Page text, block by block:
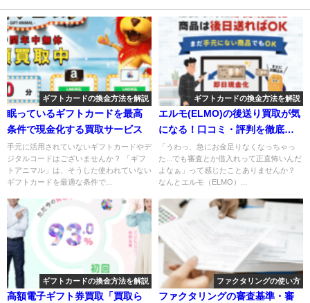
ギフトカードの換金方法を解説
眠っているギフトカードを最高
条件で現金化する買取サービス
手元に活用されていないギフトカードやデ
ジタルコードはございませんか？ 「ギフ
トアニマル」は、そうした使われていない
ギフトカードを最適な条件で...
ギフトカードの換金方法を解説
エルモ(ELMO)の後送り買取が気
になる！口コミ・評判を徹底調
査！
「うわっ、急にお金足りなくなっちゃっ
た...でも審査とか借入れって正直怖いんだ
よなぁ」って感じたことありませんか？
なんとエルモ（ELMO）...
ギフトカードの換金方法を解説
高額電子ギフト券買取「買取ら
ファクタリングの使い方
ファクタリングの審査基準・審